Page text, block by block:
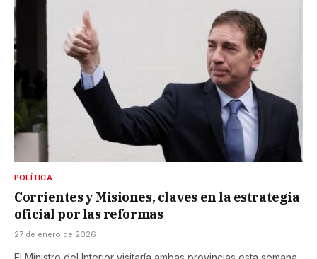
POLÍTICA
Corrientes y Misiones, claves en la estrategia
oficial por las reformas
27 de enero de 2026